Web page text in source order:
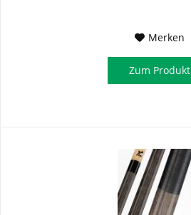
Merken
Zum Produkt